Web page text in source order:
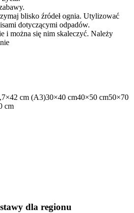
blisko źródeł ognia. Utylizować
dotyczącymi odpadów.
i można się nim skaleczyć. Należy
cm (A3)30×40 cm40×50 cm50×70
cm
dla regionu